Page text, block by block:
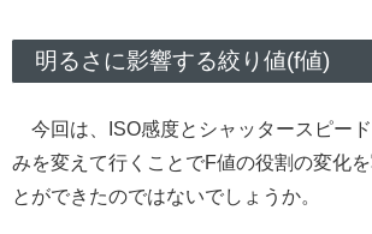
明るさに影響する絞り値(f値)
今回は、ISO感度とシャッタースピー
みを変えて行くことでF値の役割の変化
とができたのではないでしょうか。